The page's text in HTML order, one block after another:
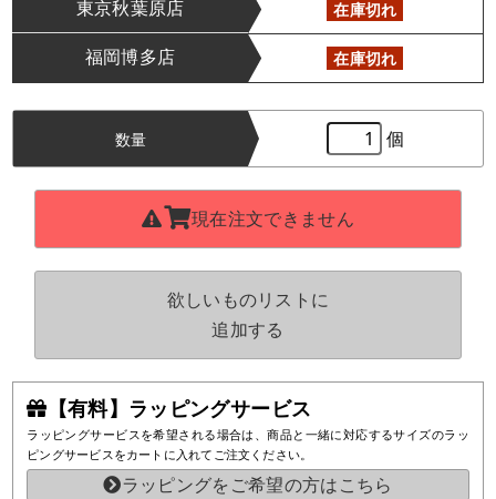
東京秋葉原店 在庫切れ
福岡博多店 在庫切れ
【有料】ラッピングサービス
ラッピングサービスを希望される場合は、商品と一緒に対応するサイズのラッ
ピングサービスをカートに入れてご注文ください。
ラッピングをご希望の方はこちら
数量 個
現在注文できません
欲しいものリストに
追加する